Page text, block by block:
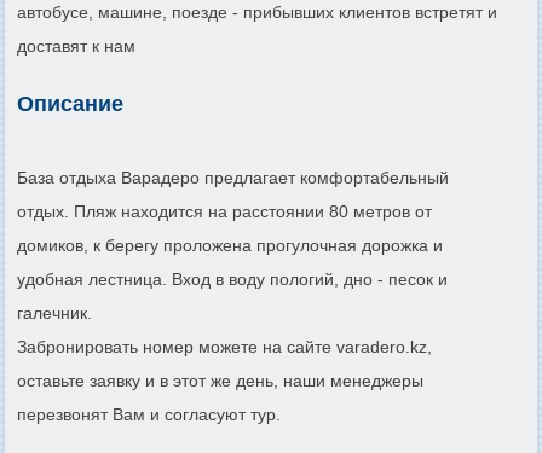
автобусе, машине, поездe - прибывших клиентов встретят и
доставят к нам
Описание
База отдыха Варадеро предлагает комфортабельный
отдых. Пляж находится на расстоянии 80 метров от
домиков, к берегу проложена прогулочная дорожка и
удобная лестница. Вход в воду пологий, дно - песок и
галечник.
Забронировать номер можете на сайте varadero.kz,
оставьте заявку и в этот же день, наши менеджеры
перезвонят Вам и согласуют тур.